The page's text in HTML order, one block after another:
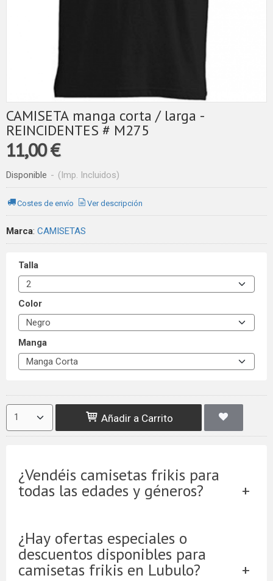
CAMISETA manga corta / larga -
REINCIDENTES # M275
11,00 €
Disponible - (Imp. Incluidos)
Costes de envío Ver descripción
Marca: CAMISETAS
Talla
Color
Manga
Añadir a Carrito
¿Vendéis camisetas frikis para
todas las edades y géneros?
¿Hay ofertas especiales o
descuentos disponibles para
camisetas frikis en Lubulo?